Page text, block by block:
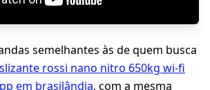
semelhantes às de quem busca
rossi nano nitro 650kg wi-fi
em brasilândia, com a mesma